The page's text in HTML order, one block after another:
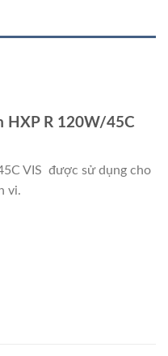
HXP R 120W/45C
VIS được sử dụng cho
vi.